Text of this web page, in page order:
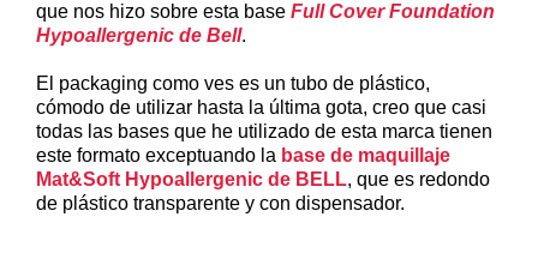
que nos hizo sobre esta base Full Cover Foundation
Hypoallergenic de Bell.
El packaging como ves es un tubo de plástico,
cómodo de utilizar hasta la última gota, creo que casi
todas las bases que he utilizado de esta marca tienen
este formato exceptuando la base de maquillaje
Mat&Soft Hypoallergenic de BELL, que es redondo
de plástico transparente y con dispensador.